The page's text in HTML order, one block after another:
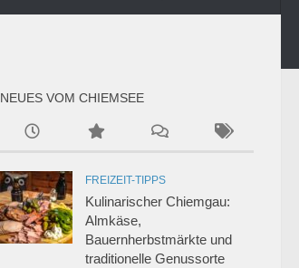
NEUES VOM CHIEMSEE
FREIZEIT-TIPPS
Kulinarischer Chiemgau:
Almkäse,
Bauernherbstmärkte und
traditionelle Genussorte